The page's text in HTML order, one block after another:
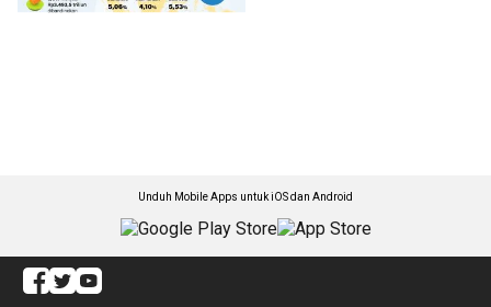
Unduh Mobile Apps untuk iOS dan Android